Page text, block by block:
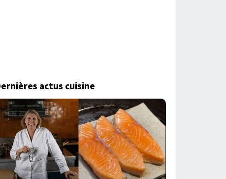
actus cuisine